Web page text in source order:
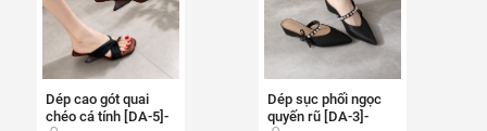
Dép cao gót quai
chéo cá tính [DA-5]-
300,000 đ 50%
Dép sục phối ngọc
quyến rũ [DA-3]-
300,000 đ 50%